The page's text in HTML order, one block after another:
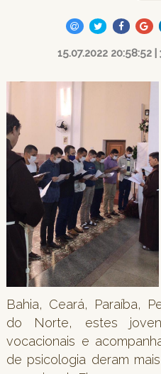
15.07.2022
Bahia, Ceará, Paraíba,
do Norte, estes
vocacionais e
de psicologia deram